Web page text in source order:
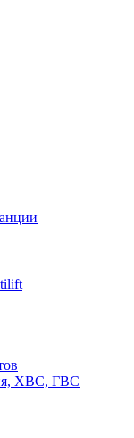
ХВС, ГВС